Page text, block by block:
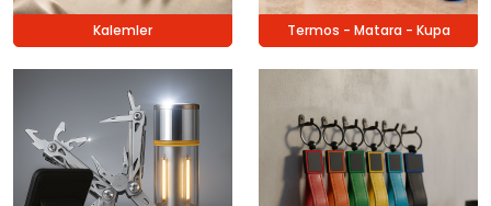
Kalemler Termos - Matara - Kupa